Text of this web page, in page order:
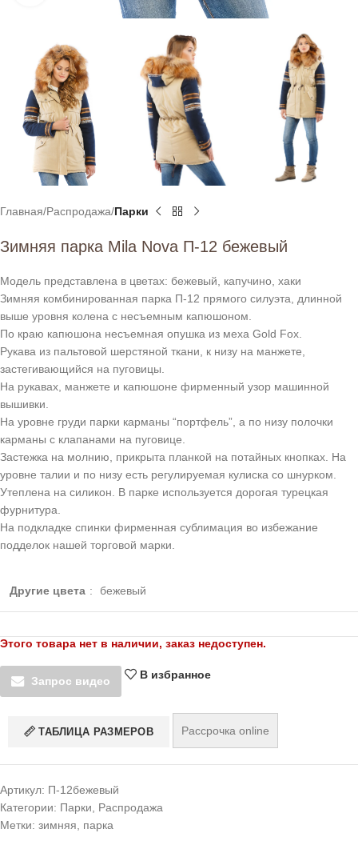
Главная Распродажа Парки
Зимняя парка Mila Nova П-12 бежевый
Модель представлена в цветах: бежевый, капучино, хаки
Зимняя комбинированная парка П-12 прямого силуэта, длинной
выше уровня колена с несъемным капюшоном.
По краю капюшона несъемная опушка из меха Gold Fox.
Рукава из пальтовой шерстяной ткани, к низу на манжете,
застегивающийся на пуговицы.
На рукавах, манжете и капюшоне фирменный узор машинной
вышивки.
На уровне груди парки карманы “портфель”, а по низу полочки
карманы с клапанами на пуговице.
Застежка на молнию, прикрыта планкой на потайных кнопках. На
уровне талии и по низу есть регулируемая кулиска со шнурком.
Утеплена на силикон. В парке используется дорогая турецкая
фурнитура.
На подкладке спинки фирменная сублимация во избежание
подделок нашей торговой марки.
Другие цвета : бежевый
Этого товара нет в наличии, заказ недоступен.
Запрос видео
В избранное
ТАБЛИЦА РАЗМЕРОВ Рассрочка online
Артикул: П-12бежевый
Категории: Парки, Распродажа
Метки: зимняя, парка